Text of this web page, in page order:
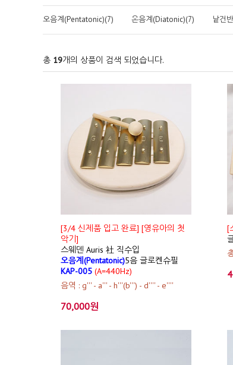
오음계(Pentatonic)(7) 온음계(Diatonic)(7) 낱건
총 19개의 상품이 검색 되었습니다.
[3/4 신제품 입고 완료] [영유아의 첫
악기]
스웨덴 Auris 社 직수입
오음계(Pentatonic)5음 글로켄슈필
KAP-005 (A=440Hz)
음역 : g''' - a''' - h'''(b''') - d'''' - e''''
70,000원
[